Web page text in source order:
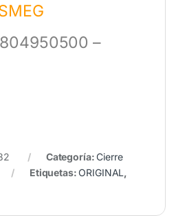
500 –
Categoría:Cierre
Etiquetas:ORIGINAL,